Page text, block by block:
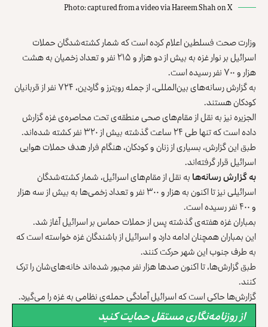
Photo: captured from a video via Hareem Shah on X
وزارت صحت فسلطین اعلام کرده است که شمار کشته‌شدگان حملات
اسرائیل بر نوار غزه به بیش از دو هزار و ۲۱۵ نفر و تعداد زخمیان به هشت
هزار و ۷۰۰ نفر رسیده است.
به گزارش رسانه‌های بین‌المللی، از جمله رویترز و گاردین، ۷۲۴ نفر از قربانیان
کودکان هستند.
الجزیره نیز به نقل از مقام‌های صحی منطقه‌ی تحت محاصره‌ی غزه گزارش
داده است که تنها طی ۲۴ ساعت گذشته بیش از ۳۲۰ نفر کشته‌ شده‌اند.
طبق این گزارش، بسیاری از زنان و کودکان، هنگام فرار هدف حملات هوایی
اسرائیل قرار گرفته‌اند.
به گزارش رسانه‌هابه نقل از مقام‌های اسرائیل، شمار کشته‌شدگان
اسرائیلی نیز تا اکنون به هزار و ۳۰۰ نفر و تعداد زخمی‌ها به بیش از سه هزار
و ۴۰۰ نفر رسیده است.
بمباران غزه هفته‌ی گذشته پس از حملات حماس بر اسرائیل آغاز شد.
این بمباران همچنان ادامه دارد و اسرائیل از باشندگان غزه خواسته‌ است که
به طرف جنوب این شهر حرکت کنند.
طبق گزارش‌ها، تا اکنون صدها هزار نفر مجبور شده‌اند خانه‌های‌شان را ترک
کنند.
گزارش‌ها حاکی است که اسرائیل آمادگی حمله‌ی نظامی به غزه را می‌گیرد.
از روزنامه‌نگاری مستقل حمایت کنید